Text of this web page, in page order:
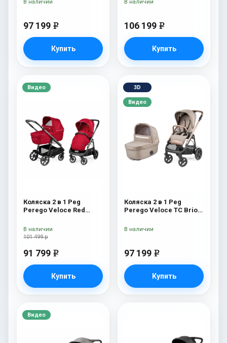
97 199 e
Купить
В наличии
106 199 e
Купить
В наличии
Видео
Коляска 2 в 1 Peg
Perego Veloce Red
101 499 р
91 799 e
Купить
В наличии
3D
Видео
Коляска 2 в 1 Peg
Perego Veloce TC Brio
97 199 e
Купить
В наличии
Видео